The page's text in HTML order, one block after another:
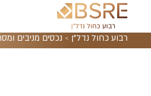
רבוע כחול נדל"ן > נכסים מניבים